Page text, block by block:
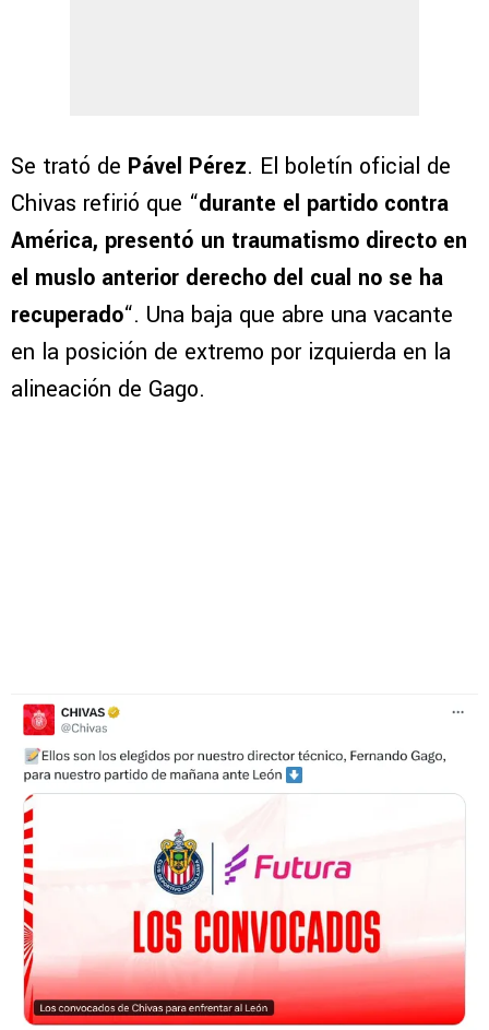
Se trató de Pável Pérez. El boletín oficial de
Chivas refirió que “durante el partido contra
América, presentó un traumatismo directo en
el muslo anterior derecho del cual no se ha
recuperado“. Una baja que abre una vacante
en la posición de extremo por izquierda en la
alineación de Gago.